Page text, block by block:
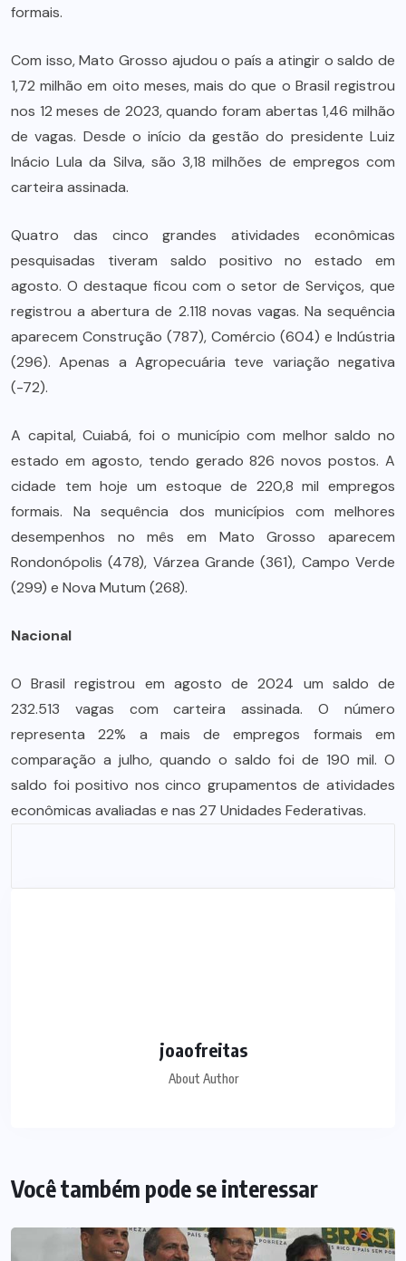
formais.
Com isso, Mato Grosso ajudou o país a atingir o saldo de
1,72 milhão em oito meses, mais do que o Brasil registrou
nos 12 meses de 2023, quando foram abertas 1,46 milhão
de vagas. Desde o início da gestão do presidente Luiz
Inácio Lula da Silva, são 3,18 milhões de empregos com
carteira assinada.
Quatro das cinco grandes atividades econômicas
pesquisadas tiveram saldo positivo no estado em
agosto. O destaque ficou com o setor de Serviços, que
registrou a abertura de 2.118 novas vagas. Na sequência
aparecem Construção (787), Comércio (604) e Indústria
(296). Apenas a Agropecuária teve variação negativa
(-72).
A capital, Cuiabá, foi o município com melhor saldo no
estado em agosto, tendo gerado 826 novos postos. A
cidade tem hoje um estoque de 220,8 mil empregos
formais. Na sequência dos municípios com melhores
desempenhos no mês em Mato Grosso aparecem
Rondonópolis (478), Várzea Grande (361), Campo Verde
(299) e Nova Mutum (268).
Nacional
O Brasil registrou em agosto de 2024 um saldo de
232.513 vagas com carteira assinada. O número
representa 22% a mais de empregos formais em
comparação a julho, quando o saldo foi de 190 mil. O
saldo foi positivo nos cinco grupamentos de atividades
econômicas avaliadas e nas 27 Unidades Federativas.
joaofreitas
About Author
Você também pode se interessar